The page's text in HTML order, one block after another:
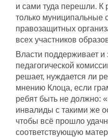
и сами туда перешли. К
только муниципальные
правозащитных
всех участников
Власти поддерживает
педагогической
решает, нуждается ли
мнению Клоца, если
ребят быть не должно:
инвалиды с такими же
чтобы всё прошло
соответствующую